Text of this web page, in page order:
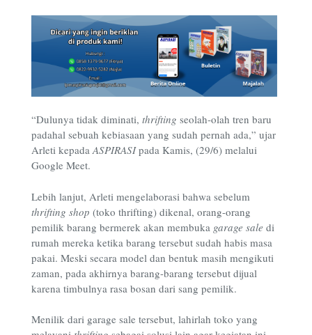
“Dulunya tidak diminati, thrifting seolah-olah tren baru
padahal sebuah kebiasaan yang sudah pernah ada,” ujar
Arleti kepadaASPIRASIpada Kamis, (29/6) melalui
Google Meet.
Lebih lanjut, Arleti mengelaborasi bahwa sebelum
thrifting shop (toko thrifting) dikenal, orang-orang
pemilik barang bermerek akan membuka garage sale di
rumah mereka ketika barang tersebut sudah habis masa
pakai. Meski secara model dan bentuk masih mengikuti
zaman, pada akhirnya barang-barang tersebut dijual
karena timbulnya rasa bosan dari sang pemilik.
Menilik dari garage sale tersebut, lahirlah toko yang